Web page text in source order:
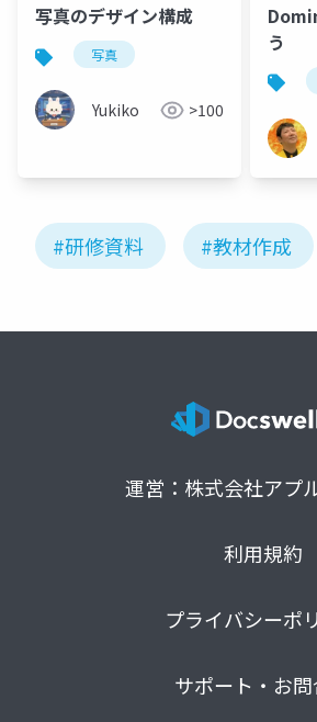
写真のデザイン構成
写真
Yukiko >100
う
#研修資料 #教材作成
運営：株式会社アプ
利用規約
プライバシーポ
サポート・お